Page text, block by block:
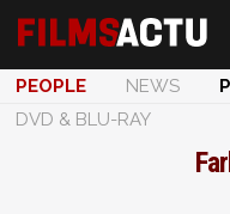
PEOPLE NEWS
DVD & BLU-RAY